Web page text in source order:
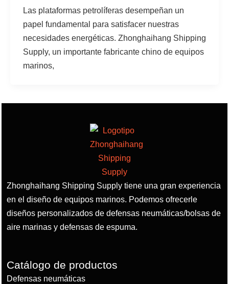
Las plataformas petrolíferas desempeñan un
papel fundamental para satisfacer nuestras
necesidades energéticas. Zhonghaihang Shipping
Supply, un importante fabricante chino de equipos
marinos,
Zhonghaihang Shipping Supply tiene una gran experiencia
en el diseño de equipos marinos. Podemos ofrecerle
diseños personalizados de defensas neumáticas/bolsas de
aire marinas y defensas de espuma.
Catálogo de productos
Defensas neumáticas